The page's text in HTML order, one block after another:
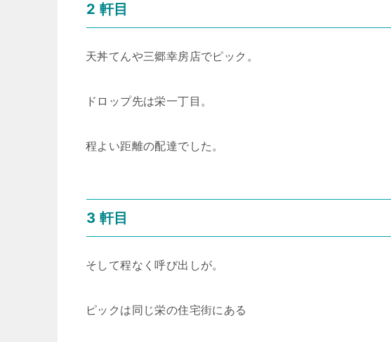
2 軒目
天丼てんや三郷幸房店でピック。
ドロップ先は栄一丁目。
程よい距離の配達でした。
3 軒目
そして程なく呼び出しが。
ピックは同じ栄の住宅街にある